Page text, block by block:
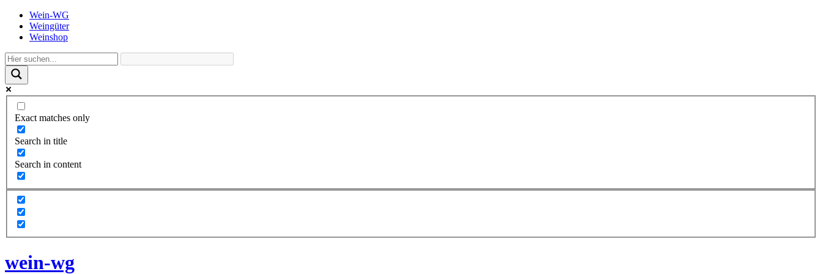
Wein-WG
Weingüter
Weinshop
Exact matches only
Search in title
Search in content
wein-wg